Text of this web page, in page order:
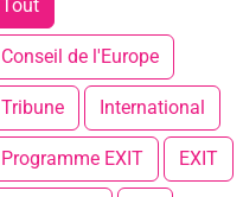
Tout
Conseil de l'Europe
Tribune International
Programme EXIT EXIT